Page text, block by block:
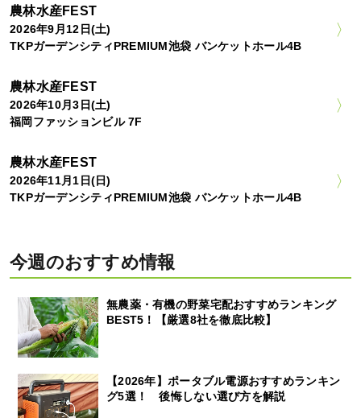
農林水産FEST
2026年9月12日(土)
TKPガーデンシティPREMIUM池袋 バンケットホール4B
農林水産FEST
2026年10月3日(土)
福岡ファッションビル 7F
農林水産FEST
2026年11月1日(日)
TKPガーデンシティPREMIUM池袋 バンケットホール4B
今週のおすすめ情報
無農薬・有機の野菜宅配おすすめランキング
BEST5！【厳選8社を徹底比較】
【2026年】ポータブル電源おすすめランキン
グ5選！ 後悔しない選び方を解説